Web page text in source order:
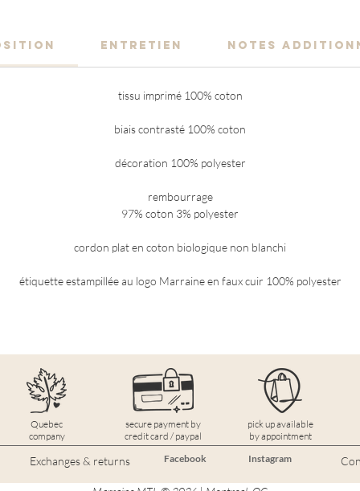
ENTRETIEN NOTES
tissu imprimé 100% coton
biais contrasté 100% coton
décoration 100% polyester
rembourrage
97% coton 3% polyester
cordon plat en coton biologique non blanchi
étiquette estampillée au logo Marraine en faux cuir 100% polyester
Quebec
company
secure payment by
credit card / paypal
pick up available
by appointment
Exchanges & returns Facebook Instagram